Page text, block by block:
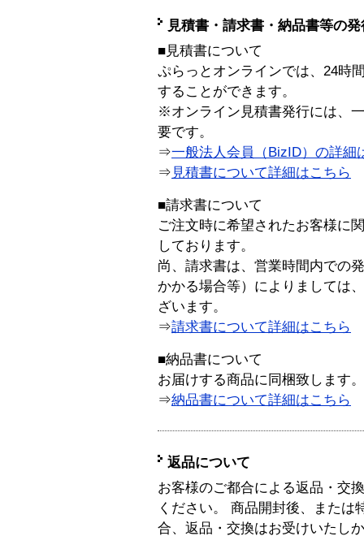
見積書・請求書・納品書等の
■見積書について
ぷらっとオンラインでは、24時
することができます。
※オンライン見積書発行には、
要です。
⇒一般法人会員（BizID）の詳細
⇒ 見積書について詳細はこちら
■請求書について
ご注文時に希望されたお客様に
しております。
尚、請求書は、営業時間内での
かかる場合等）によりましては
ざいます。
⇒請求書について詳細はこちら
■納品書について
お届けする商品に同梱致します。
⇒納品書について詳細はこちら
返品について
お客様のご都合による返品・交
ください。 商品開封後、または
合、返品・交換はお受けいたし